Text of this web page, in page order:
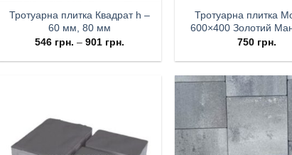
Тротуарна плитка Квадрат h –
60 мм, 80 мм
546 грн. – 901 грн.
Тротуарна плитка
600×400 Золотий
750 грн.